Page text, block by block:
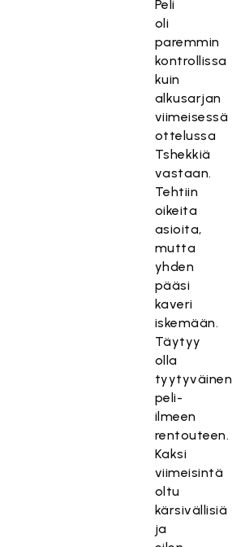
Peli
oli
paremmin
kontrollissa
kuin
alkusarjan
viimeisessä
ottelussa
Tshekkiä
vastaan.
Tehtiin
oikeita
asioita,
mutta
yhden
pääsi
kaveri
iskemään.
Täytyy
olla
tyytyväinen
peli-
ilmeen
rentouteen.
Kaksi
viimeisintä
oltu
kärsivällisiä
ja